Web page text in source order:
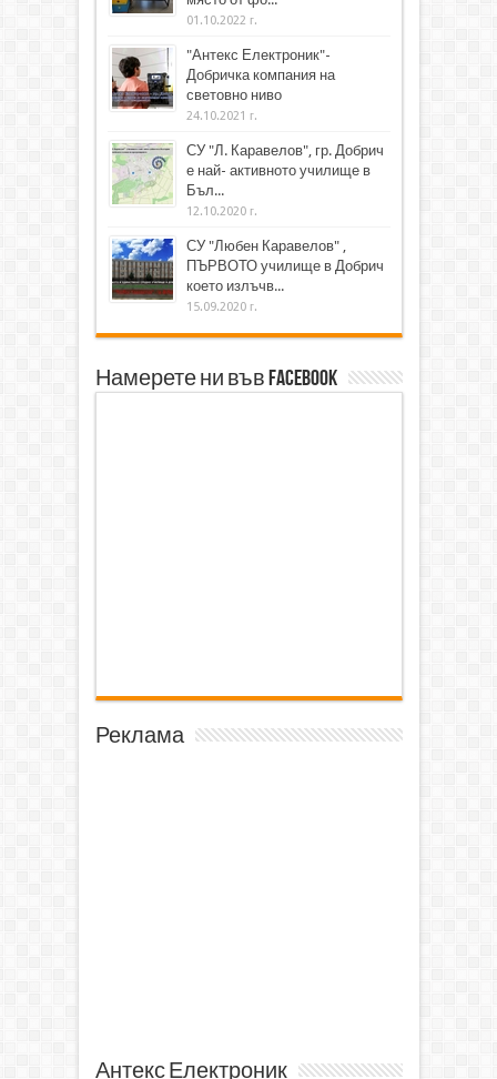
01.10.2022 г.
"Антекс Електроник"-
Добричка компания на
световно ниво
24.10.2021 г.
СУ "Л. Каравелов", гр. Добрич
е най- активното училище в
Бъл...
12.10.2020 г.
СУ "Любен Каравелов" ,
ПЪРВОТО училище в Добрич
което излъчв...
15.09.2020 г.
Намерете ни във Facebook
Реклама
Антекс Електроник